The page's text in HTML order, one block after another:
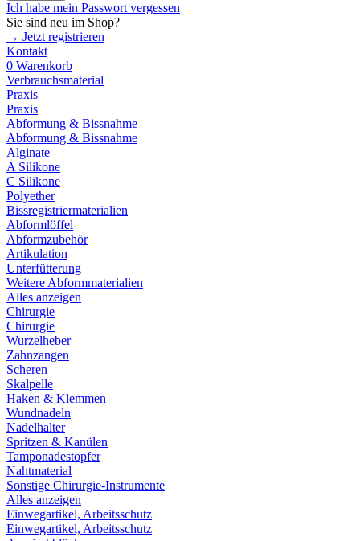
Ich habe mein Passwort vergessen
Sie sind neu im Shop?
→ Jetzt registrieren
Kontakt
0 Warenkorb
Verbrauchsmaterial
Praxis
Praxis
Abformung & Bissnahme
Abformung & Bissnahme
Alginate
A Silikone
C Silikone
Polyether
Bissregistriermaterialien
Abformlöffel
Abformzubehör
Artikulation
Unterfütterung
Weitere Abformmaterialien
Alles anzeigen
Chirurgie
Chirurgie
Wurzelheber
Zahnzangen
Scheren
Skalpelle
Haken & Klemmen
Wundnadeln
Nadelhalter
Spritzen & Kanülen
Tamponadestopfer
Nahtmaterial
Sonstige Chirurgie-Instrumente
Alles anzeigen
Einwegartikel, Arbeitsschutz
Einwegartikel, Arbeitsschutz